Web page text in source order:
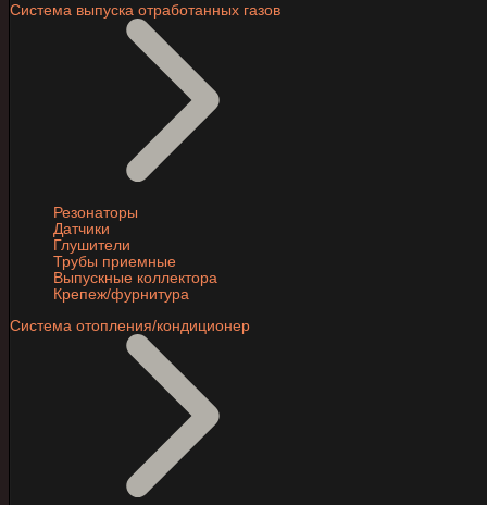
Система выпуска отработанных газов
Резонаторы
Датчики
Глушители
Трубы приемные
Выпускные коллектора
Крепеж/фурнитура
Система отопления/кондиционер